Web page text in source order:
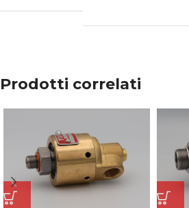
Prodotti correlati